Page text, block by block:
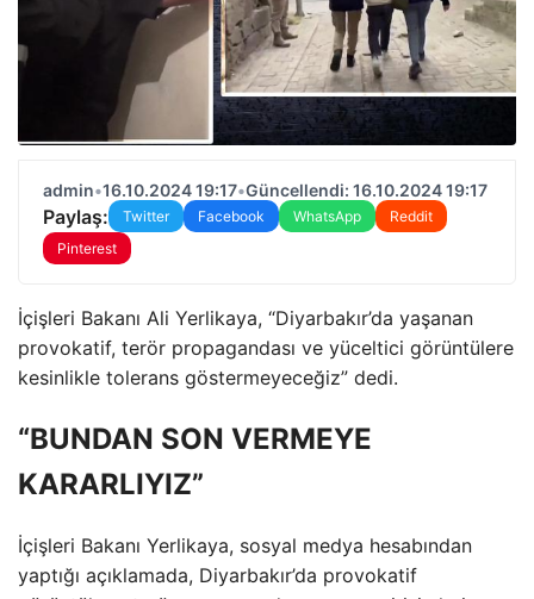
admin•16.10.2024 19:17•Güncellendi: 16.10.2024 19:17
Paylaş: Twitter Facebook WhatsApp
Reddit
Pinterest
İçişleri Bakanı Ali Yerlikaya, “Diyarbakır’da yaşanan
provokatif, terör propagandası ve yüceltici görüntülere
kesinlikle tolerans göstermeyeceğiz” dedi.
“BUNDAN SON VERMEYE
KARARLIYIZ”
İçişleri Bakanı Yerlikaya, sosyal medya hesabından
yaptığı açıklamada, Diyarbakır’da provokatif